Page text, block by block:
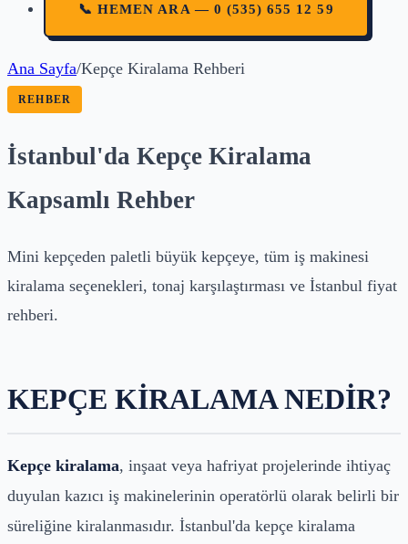
📞 HEMEN ARA — 0 (535) 655 12 59
Ana Sayfa/Kepçe Kiralama Rehberi
REHBER
İstanbul'da Kepçe Kiralama
Kapsamlı Rehber
Mini kepçeden paletli büyük kepçeye, tüm iş makinesi
kiralama seçenekleri, tonaj karşılaştırması ve İstanbul fiyat
rehberi.
KEPÇE KIRALAMA NEDIR?
Kepçe kiralama, inşaat veya hafriyat projelerinde ihtiyaç
duyulan kazıcı iş makinelerinin operatörlü olarak belirli bir
süreliğine kiralanmasıdır. İstanbul'da kepçe kiralama